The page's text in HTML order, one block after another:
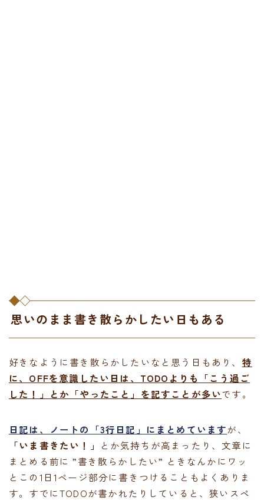
思いのまま書き散らかしたい日もある
好きなように書き散らかしたいなと思う日もあり、 特
に、OFFを意識したい日は、TODOよりも「こう過ご
した！」とか「やったこと」を記すことが多いです。
日記は、ノートの「3行日記」にまとめていますが、
「いま書きたい！」
とか気持ちが高まったり、文章に
まとめる前に ”書き散らかしたい” ときなんかにワッ
とこの1日1ページ部分に書きつけることもよくありま
す。すでにTODOが書かれたりしていると、狭いスペ